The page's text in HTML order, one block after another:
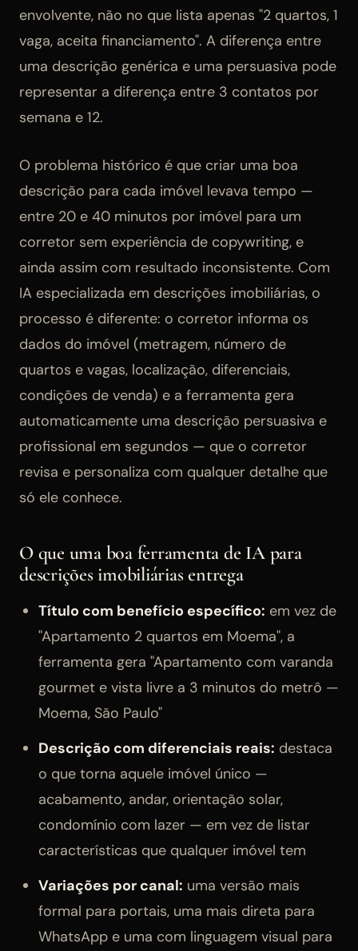
envolvente, não no que lista apenas "2 quartos, 1
vaga, aceita financiamento". A diferença entre
uma descrição genérica e uma persuasiva pode
representar a diferença entre 3 contatos por
semana e 12.
O problema histórico é que criar uma boa
descrição para cada imóvel levava tempo —
entre 20 e 40 minutos por imóvel para um
corretor sem experiência de copywriting, e
ainda assim com resultado inconsistente. Com
IA especializada em descrições imobiliárias, o
processo é diferente: o corretor informa os
dados do imóvel (metragem, número de
quartos e vagas, localização, diferenciais,
condições de venda) e a ferramenta gera
automaticamente uma descrição persuasiva e
profissional em segundos — que o corretor
revisa e personaliza com qualquer detalhe que
só ele conhece.
O que uma boa ferramenta de IA para
descrições imobiliárias entrega
Título com benefício específico: em vez de
"Apartamento 2 quartos em Moema", a
ferramenta gera "Apartamento com varanda
gourmet e vista livre a 3 minutos do metrô —
Moema, São Paulo"
Descrição com diferenciais reais: destaca
o que torna aquele imóvel único —
acabamento, andar, orientação solar,
condomínio com lazer — em vez de listar
características que qualquer imóvel tem
Variações por canal: uma versão mais
formal para portais, uma mais direta para
WhatsApp e uma com linguagem visual para